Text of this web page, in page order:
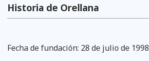
Historia de Orellana
Fecha de fundación: 28 de julio de 1998